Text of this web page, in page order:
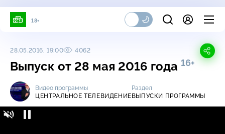
18+
28.05.2016, 19:00 4062
Выпуск от 28 мая 2016 года 16+
Видео программы
ЦЕНТРАЛЬНОЕ ТЕЛЕВИДЕНИЕ
Раздел
ВЫПУСКИ ПРОГРАММЫ